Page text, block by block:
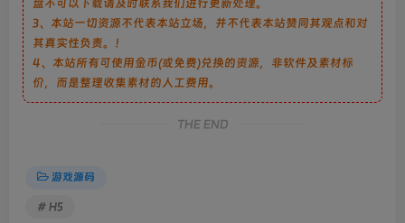
盘不可以下载请及时联系我们进行更新处理。
3、本站一切资源不代表本站立场，并不代表本站赞同其观点和对
其真实性负责。！
4、本站所有可使用金币(或免费)兑换的资源，非软件及素材标
价，而是整理收集素材的人工费用。
THE END
游戏源码
# H5